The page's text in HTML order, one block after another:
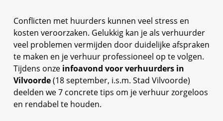
Conflicten met huurders kunnen veel stress en
kosten veroorzaken. Gelukkig kan je als verhuurder
veel problemen vermijden door duidelijke afspraken
te maken en je verhuur professioneel op te volgen.
Tijdens onze infoavond voor verhuurders in
Vilvoorde(18 september, i.s.m. Stad Vilvoorde)
deelden we 7 concrete tips om je verhuur zorgeloos
en rendabel te houden.